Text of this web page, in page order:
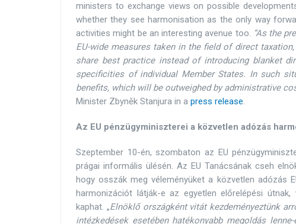
ministers to exchange views on possible
whether they see harmonisation as the only way
activities might be an interesting avenue too. “As the
EU-wide measures taken in the field of direct
share best practice instead of introducing blanket
specificities of individual Member States. In such
benefits, which will be outweighed by administrative
Minister Zbyněk Stanjura in a press release.
Az EU pénzügyminiszterei a közvetlen adózás
Szeptember 10-én, szombaton az EU
prágai informális ülésén. Az EU Tanácsának cseh
hogy osszák meg véleményüket a közvetlen adózás
harmonizációt látják-e az egyetlen előrelépési
kaphat. „Elnöklő országként vitát kezdeményeztünk
intézkedések esetében hatékonyabb megoldás